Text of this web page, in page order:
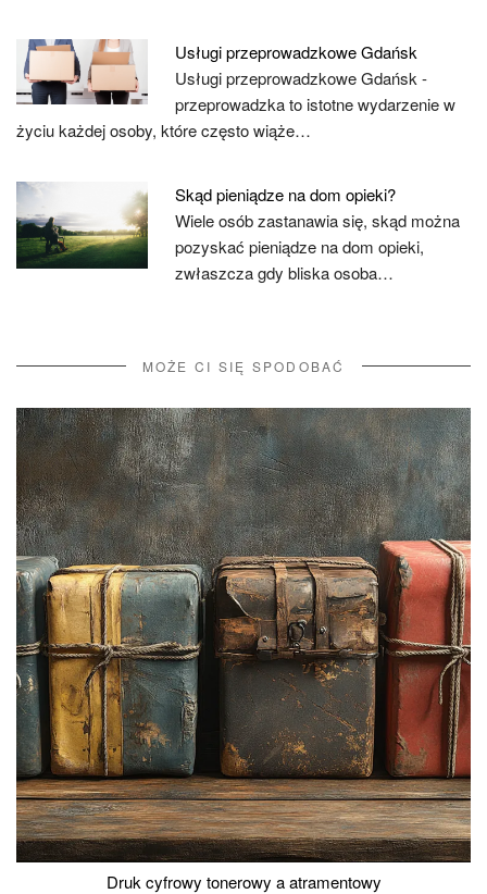
Usługi przeprowadzkowe Gdańsk
Usługi przeprowadzkowe Gdańsk -
przeprowadzka to istotne wydarzenie w
życiu każdej osoby, które często wiąże…
Skąd pieniądze na dom opieki?
Wiele osób zastanawia się, skąd można
pozyskać pieniądze na dom opieki,
zwłaszcza gdy bliska osoba…
MOŻE CI SIĘ SPODOBAĆ
Druk cyfrowy tonerowy a atramentowy